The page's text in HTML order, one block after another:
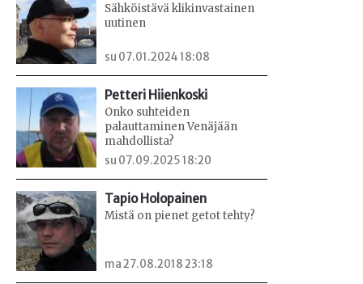
Sähköistävä klikinvastainen
uutinen
su 07.01.2024 18:08
Petteri Hiienkoski
Onko suhteiden
palauttaminen Venäjään
mahdollista?
su 07.09.2025 18:20
Tapio Holopainen
Mistä on pienet getot tehty?
ma 27.08.2018 23:18